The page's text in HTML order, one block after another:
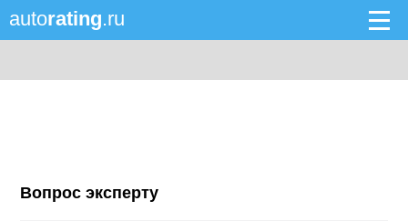
autorating.ru
Вопрос эксперту